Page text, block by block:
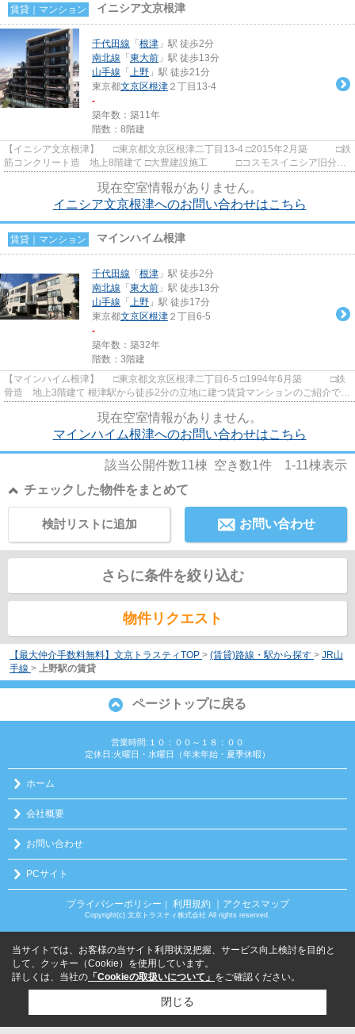
賃貸｜マンション イニシア文京根津
千代田線 「 根津 」駅 徒歩2分
南北線 「 東大前 」駅 徒歩13分
山手線 「 上野 」駅 徒歩21分
東京都文京区根津 ２丁目13-4
-
築年数：築11年
階数：8階建
【イニシア文京根津】 □東京都文京区根津二丁目13-4 □2015年2月築 □鉄
筋コンクリート造 地上8階建て □大豊建設施工 □コスモスイニシア旧分譲
現在空室情報がありません。
イニシア文京根津へのお問い合わせはこちら
賃貸｜マンション マインハイム根津
千代田線 「 根津 」駅 徒歩2分
南北線 「 東大前 」駅 徒歩13分
山手線 「 上野 」駅 徒歩17分
東京都文京区根津 ２丁目6-5
-
築年数：築32年
階数：3階建
【マインハイム根津】 □東京都文京区根津二丁目6-5 □1994年6月築 □鉄
骨造 地上3階建て 根津駅から徒歩2分の立地に建つ賃貸マンションのご紹介で
現在空室情報がありません。
マインハイム根津へのお問い合わせはこちら
該当公開件数11棟 空き数1件 1-11棟表示
チェックした物件をまとめて
お問い合わせ
検討リストに追加
さらに条件を絞り込む
物件リクエスト
【最大仲介手数料無料】文京トラスティTOP > (賃貸)路線・駅から探す > JR山
手線 > 上野駅の賃貸
ページトップに戻る
営業時間:１０：００～１８：００
定休日:火曜日・水曜日（年末年始・夏季休暇）
ホーム
会社概要
お問い合わせ
PCサイト
プライバシーポリシー ｜ 利用規約 ｜アクセスマップ
Copyright(c) 文京トラスティ株式会社 All rights reserved.
当サイトでは、お客様の当サイト利用状況把握、サービス向上検討を目的と
して、クッキー（Cookie）を使用しています。
詳しくは、当社の 「Cookieの取扱いについて」 をご確認ください。
閉じる